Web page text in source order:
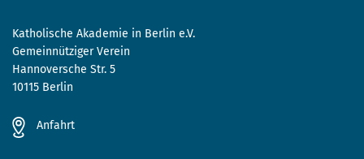
Katholische Akademie in Berlin e.V.
Gemeinnütziger Verein
Hannoversche Str. 5
10115 Berlin
Anfahrt